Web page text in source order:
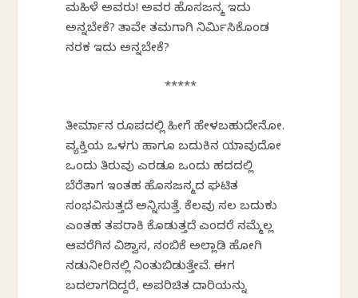
ಮಹಿಳೆ ಅವರು! ಅವರ ಹೊಸಜನ್ಮ ಇದು
ಅನ್ನಬೇಕೆ? ತಾವೇ ತಮಗಾಗಿ ನಿರ್ಮಿಸಿಕೊಂಡ
ನರಕ ಇದು ಅನ್ನಬೇಕೆ?
*****
ತೀರ್ಮಾನ ರೂಪದಲ್ಲಿ ಹೀಗೆ ಹೇಳಬಹುದೇನೋ.
ವ್ಯಕ್ತಿಯ ಒಳಗು ಹಾಗೂ ಬದುಕಿನ ಯಾವುದೋ
ಒಂದು ತಿರುವು ಎರಡೂ ಒಂದು ಹದದಲ್ಲಿ
ಬೆರೆತಾಗ ಇಂತಹ ಹೊಸಜನ್ಮದ ಘಟಿತ
ಸಂಭವಿಸುತ್ತದೆ ಅನ್ನಿಸುತ್ತೆ. ಕೆಲವು ಸಲ ಬದುಕು
ಎಂತಹ ತಪರಾಕಿ ಕೊಡುತ್ತದೆ ಎಂದರೆ ನಮ್ಮೆಲ್ಲ
ಆವರೆಗಿನ ವಿಶ್ವಾಸ, ನಂಬಿಕೆ ಅಲ್ಲಾಡಿ ಹೋಗಿ
ನಡುನೀರಿನಲ್ಲಿ ನಿಂತುಬಿಡುತ್ತೇವೆ. ಈಗ
ಬದಲಾಗದಿದ್ದರೆ, ಅಪರಿಚಿತ ದಾರಿಯನ್ನು